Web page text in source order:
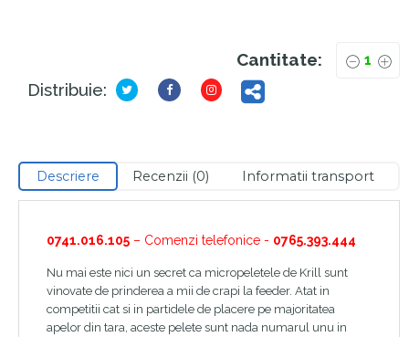
Cantitate:
Distribuie:
Descriere Recenzii (0) Informatii transport
0741.016.105 – Comenzi telefonice - 0765.393.444
Nu mai este nici un secret ca micropeletele de Krill sunt
vinovate de prinderea a mii de crapi la feeder. Atat in
competitii cat si in partidele de placere pe majoritatea
apelor din tara, aceste pelete sunt nada numarul unu in